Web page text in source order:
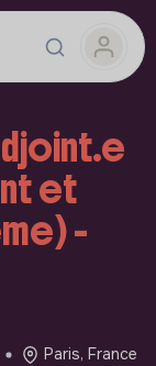
et
-
Paris, France